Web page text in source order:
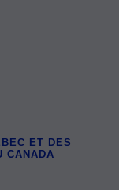
ET DES
CANADA